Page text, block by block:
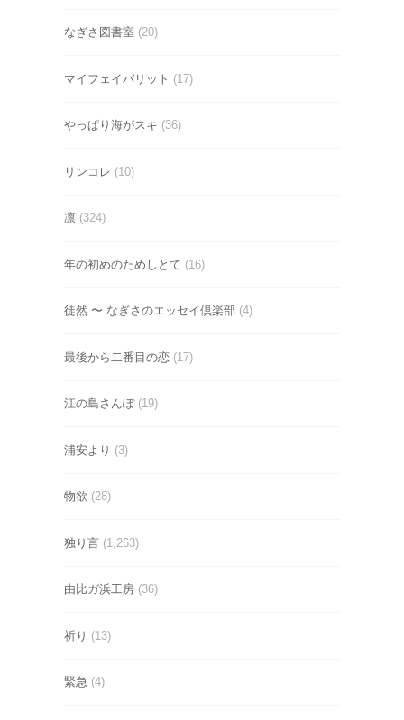
なぎさ図書室 (20)
マイフェイバリット (17)
やっぱり海がスキ (36)
リンコレ (10)
凛 (324)
年の初めのためしとて (16)
徒然 〜 なぎさのエッセイ倶楽部 (4)
最後から二番目の恋 (17)
江の島さんぽ(19)
浦安より (3)
物欲 (28)
独り言 (1,263)
由比ガ浜工房 (36)
祈り (13)
緊急 (4)